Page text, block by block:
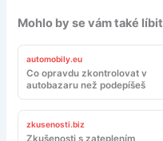
Mohlo by se vám také líbit
automobily.eu
Co opravdu zkontrolovat v
autobazaru než podepíšeš
zkusenosti.biz
Zkušenosti s zateplením